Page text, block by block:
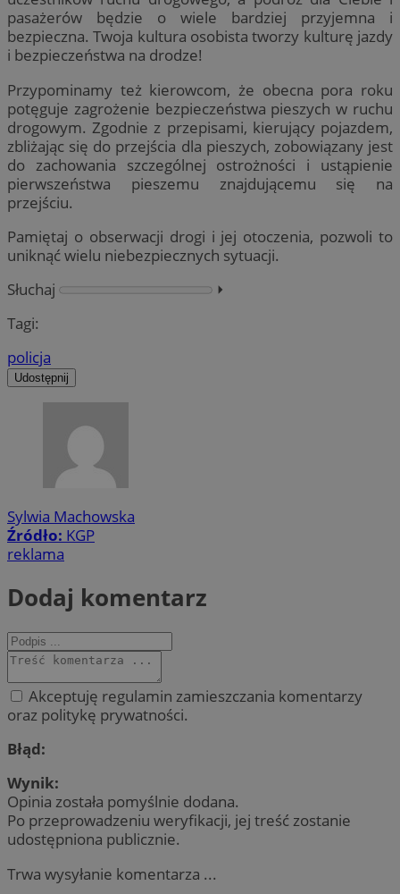
pasażerów będzie o wiele bardziej przyjemna i
bezpieczna. Twoja kultura osobista tworzy kulturę jazdy
i bezpieczeństwa na drodze!
Przypominamy też kierowcom, że obecna pora roku
potęguje zagrożenie bezpieczeństwa pieszych w ruchu
drogowym. Zgodnie z przepisami, kierujący pojazdem,
zbliżając się do przejścia dla pieszych, zobowiązany jest
do zachowania szczególnej ostrożności i ustąpienie
pierwszeństwa pieszemu znajdującemu się na
przejściu.
Pamiętaj o obserwacji drogi i jej otoczenia, pozwoli to
uniknąć wielu niebezpiecznych sytuacji.
Słuchaj
⏵︎
Tagi:
policja
Udostępnij
Sylwia Machowska
Źródło: KGP
reklama
Dodaj komentarz
Akceptuję regulamin zamieszczania komentarzy
oraz politykę prywatności.
Błąd:
Wynik:
Opinia została pomyślnie dodana.
Po przeprowadzeniu weryfikacji, jej treść zostanie
udostępniona publicznie.
Trwa wysyłanie komentarza ...